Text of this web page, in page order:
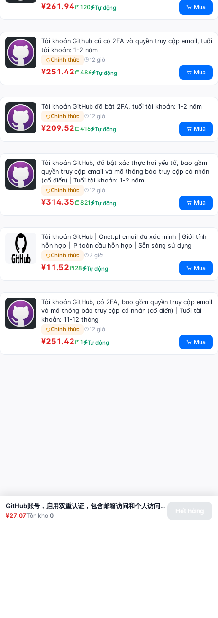
¥261.94 120 Tự động Mua
Tài khoản Github cũ có 2FA và quyền truy cập email, tuổi
tài khoản: 1-2 năm
Chính thức 12 giờ
¥251.42 486 Tự động Mua
Tài khoản GitHub đã bật 2FA, tuổi tài khoản: 1-2 năm
Chính thức 12 giờ
¥209.52 416 Tự động Mua
Tài khoản GitHub, đã bật xác thực hai yếu tố, bao gồm
quyền truy cập email và mã thông báo truy cập cá nhân
(cổ điển) | Tuổi tài khoản: 1-2 năm
Chính thức 12 giờ
¥314.35 821 Tự động Mua
Tài khoản GitHub | Onet.pl email đã xác minh | Giới tính
hỗn hợp | IP toàn cầu hỗn hợp | Sẵn sàng sử dụng
Chính thức 2 giờ
¥11.52 28 Tự động Mua
Tài khoản GitHub, có 2FA, bao gồm quyền truy cập email
và mã thông báo truy cập cá nhân (cổ điển) | Tuổi tài
khoản: 11-12 tháng
Chính thức 12 giờ
¥251.42 1 Tự động Mua
GitHub账号，启用双重认证，包含邮箱访问和个人访问令牌（经典版） | 账号年龄：1-2个月
¥27.07Tồn kho0
Hết hàng